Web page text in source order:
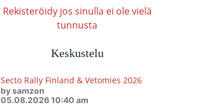
Rekisteröidy jos sinulla ei ole vielä
tunnusta
Keskustelu
Secto Rally Finland & Vetomies 2026
by samzon
05.08.2026 10:40 am